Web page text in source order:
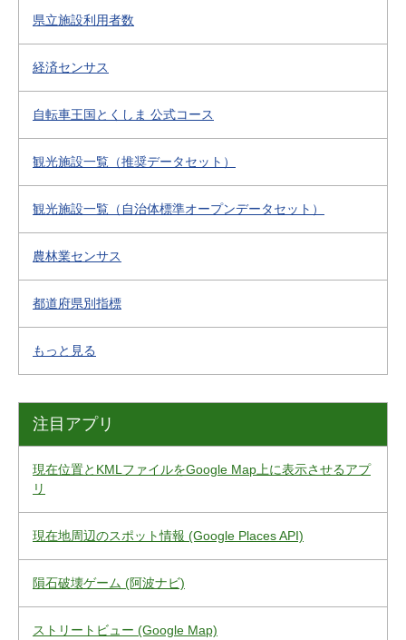
県立施設利用者数
経済センサス
自転車王国とくしま 公式コース
観光施設一覧（推奨データセット）
観光施設一覧（自治体標準オープンデータセット）
農林業センサス
都道府県別指標
もっと見る
注目アプリ
現在位置とKMLファイルをGoogle Map上に表示させるアプ
リ
現在地周辺のスポット情報 (Google Places API)
隕石破壊ゲーム (阿波ナビ)
ストリートビュー (Google Map)